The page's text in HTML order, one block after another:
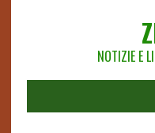
NOTIZIE E